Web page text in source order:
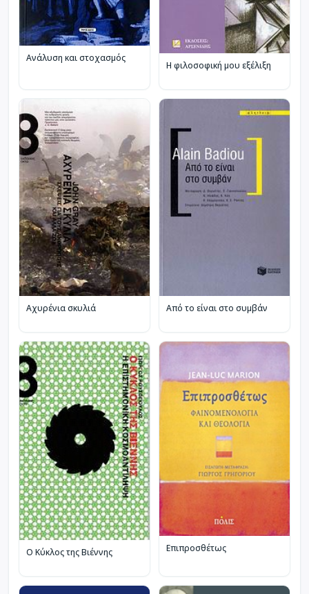
Ανάλυση και στοχασμός
Η φιλοσοφική μου εξέλιξη
Αχυρένια σκυλιά Από το είναι στο συμβάν
Ο Κύκλος της Βιέννης Επιπροσθέτως